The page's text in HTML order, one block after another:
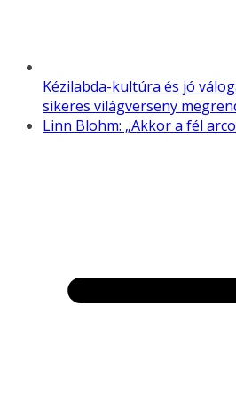
Kézilabda-kultúra és jó
sikeres világverseny
Linn Blohm: „Akkor a fél